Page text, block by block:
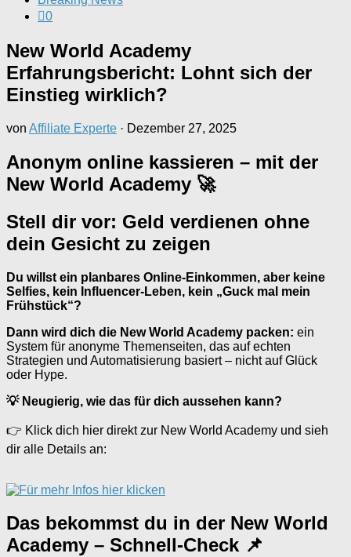
0
New World Academy
Erfahrungsbericht: Lohnt sich der
Einstieg wirklich?
von Affiliate Experte · Dezember 27, 2025
Anonym online kassieren – mit der
New World Academy 🚀
Stell dir vor: Geld verdienen ohne
dein Gesicht zu zeigen
Du willst ein planbares Online-Einkommen, aber keine
Selfies, kein Influencer-Leben, kein „Guck mal mein
Frühstück“?
Dann wird dich die New World Academy packen: ein
System für anonyme Themenseiten, das auf echten
Strategien und Automatisierung basiert – nicht auf Glück
oder Hype.
💡 Neugierig, wie das für dich aussehen kann?
👉 Klick dich hier direkt zur New World Academy und sieh
dir alle Details an:
Das bekommst du in der New World
Academy – Schnell-Check 📌